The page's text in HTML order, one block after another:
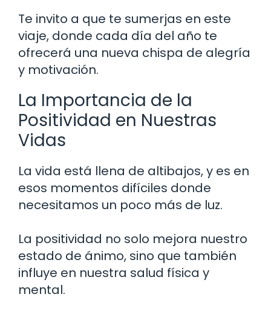
Te invito a que te sumerjas en este
viaje, donde cada día del año te
ofrecerá una nueva chispa de alegría
y motivación.
La Importancia de la
Positividad en Nuestras
Vidas
La vida está llena de altibajos, y es en
esos momentos difíciles donde
necesitamos un poco más de luz.
La positividad no solo mejora nuestro
estado de ánimo, sino que también
influye en nuestra salud física y
mental.